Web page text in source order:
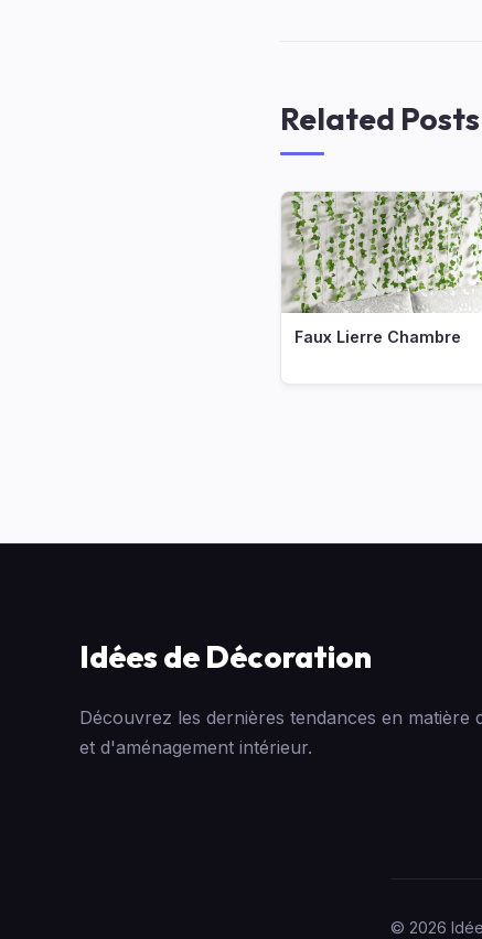
Related Posts
Faux Lierre Chambre
Idées de Décoration
Découvrez les dernières tendances en matière
et d'aménagement intérieur.
© 2026